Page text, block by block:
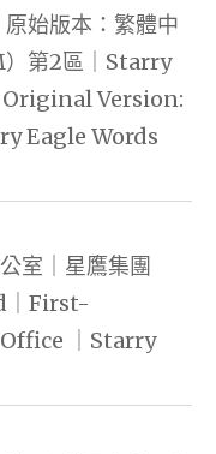
始版本：繁體中
）第2區｜Starry
Version:
Eagle Words
室｜星鷹集團
｜First-
｜Starry